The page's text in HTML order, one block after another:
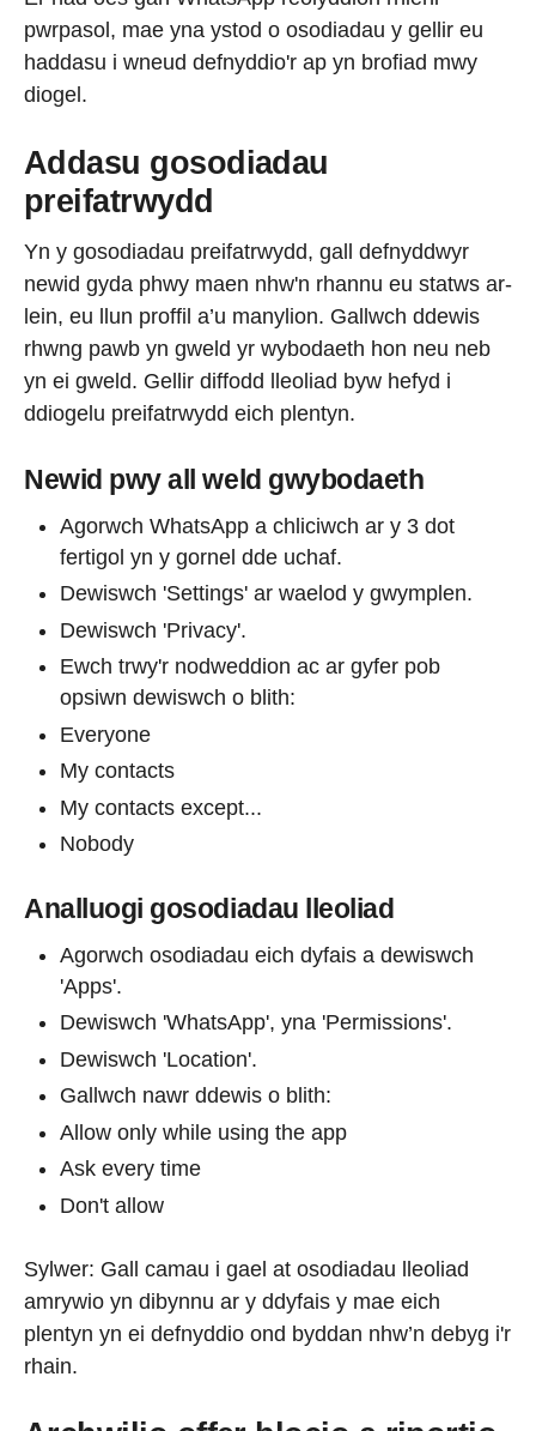
pwrpasol, mae yna ystod o osodiadau y gellir eu
haddasu i wneud defnyddio'r ap yn brofiad mwy
diogel.
Addasu gosodiadau
preifatrwydd
Yn y gosodiadau preifatrwydd, gall defnyddwyr
newid gyda phwy maen nhw'n rhannu eu statws ar-
lein, eu llun proffil a’u manylion. Gallwch ddewis
rhwng pawb yn gweld yr wybodaeth hon neu neb
yn ei gweld. Gellir diffodd lleoliad byw hefyd i
ddiogelu preifatrwydd eich plentyn.
Newid pwy all weld gwybodaeth
Agorwch WhatsApp a chliciwch ar y 3 dot
fertigol yn y gornel dde uchaf.
Dewiswch 'Settings' ar waelod y gwymplen.
Dewiswch 'Privacy'.
Ewch trwy'r nodweddion ac ar gyfer pob
opsiwn dewiswch o blith:
Everyone
My contacts
My contacts except...
Nobody
Analluogi gosodiadau lleoliad
Agorwch osodiadau eich dyfais a dewiswch
'Apps'.
Dewiswch 'WhatsApp', yna 'Permissions'.
Dewiswch 'Location'.
Gallwch nawr ddewis o blith:
Allow only while using the app
Ask every time
Don't allow
Sylwer: Gall camau i gael at osodiadau lleoliad
amrywio yn dibynnu ar y ddyfais y mae eich
plentyn yn ei defnyddio ond byddan nhw’n debyg i'r
rhain.